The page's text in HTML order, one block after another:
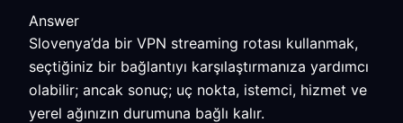
Answer
Slovenya’da bir VPN streaming rotası kullanmak,
seçtiğiniz bir bağlantıyı karşılaştırmanıza yardımcı
olabilir; ancak sonuç; uç nokta, istemci, hizmet ve
yerel ağınızın durumuna bağlı kalır.